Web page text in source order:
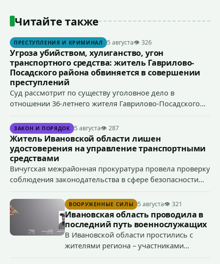
Читайте также
ПРЕСТУПЛЕНИЯ И КРИМИНАЛ 5 августа👁 326
Угроза убийством, хулиганство, угон
транспортного средства: житель Гаврилово-
Посадского района обвиняется в совершении
преступлений
Суд рассмотрит по существу уголовное дело в
отношении 36-летнего жителя Гаврилово-Посадского
преступлений, предусмотренных ч. 1 ст. 119 УК РФ
(угроза убийством), ч. 1 ст. 166 УК РФ (угон
транспортного средства), п. «а» ч. 1 ст. 213 УК РФ
(хулиганство).
ЗАКОН И ПОРЯДОК 5 августа👁 287
Житель Ивановской области лишен
удостоверения на управление транспортными
средствами
Вичугская межрайонная прокуратура провела проверку
соблюдения законодательства в сфере безопасности
прекращении права управления транспортными
средствами 38-летним водителем.
ВООРУЖЕННЫЕ СИЛЫ 5 августа👁 321
Ивановская область проводила в
последний путь военнослужащих
В Ивановской области простились с
жителями региона – участниками